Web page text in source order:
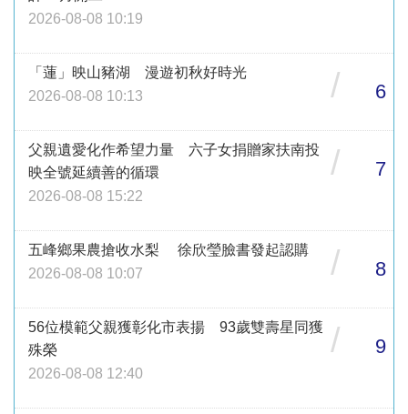
2026-08-08 10:19
「蓮」映山豬湖 漫遊初秋好時光
2026-08-08 10:13
/ 6
父親遺愛化作希望力量 六子女捐贈家扶南投
映全號延續善的循環
2026-08-08 15:22
/ 7
五峰鄉果農搶收水梨 徐欣瑩臉書發起認購
2026-08-08 10:07
/ 8
56位模範父親獲彰化市表揚 93歲雙壽星同獲
殊榮
2026-08-08 12:40
/ 9